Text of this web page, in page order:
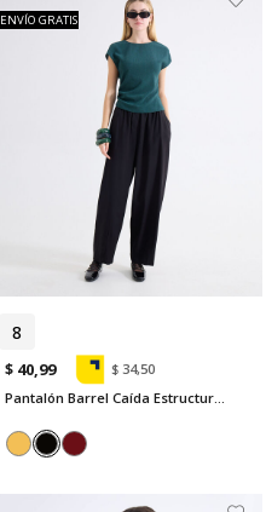
8
ENVÍO GRATIS
$ 40,99
$ 34,50
Pantalón Barrel Caída Estructurada